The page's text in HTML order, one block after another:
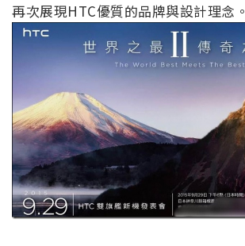
再次展現HTC優質的品牌與設計理念。